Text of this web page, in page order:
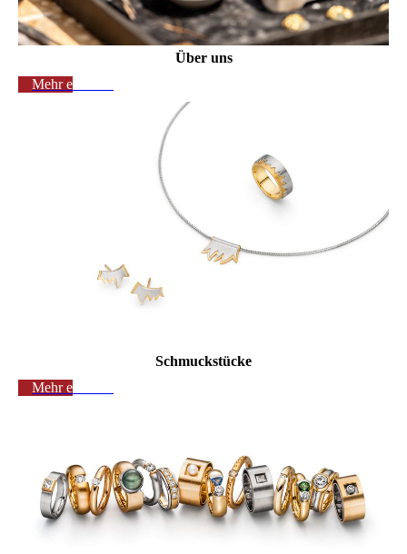
Über uns
Mehr erfahren
Schmuckstücke
Mehr erfahren